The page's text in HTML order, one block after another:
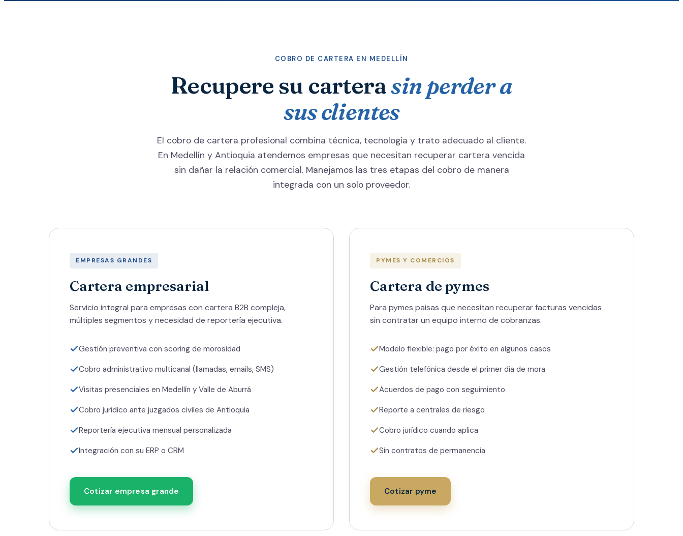
COBRO DE CARTERA EN MEDELLÍN
Recupere su carterasin perder a
sus clientes
El cobro de cartera profesional combina técnica, tecnología y trato adecuado al cliente.
En Medellín y Antioquia atendemos empresas que necesitan recuperar cartera vencida
sin dañar la relación comercial. Manejamos las tres etapas del cobro de manera
integrada con un solo proveedor.
EMPRESAS GRANDES
Cartera empresarial
Servicio integral para empresas con cartera B2B compleja,
múltiples segmentos y necesidad de reportería ejecutiva.
Gestión preventiva con scoring de morosidad
Cobro administrativo multicanal (llamadas, emails, SMS)
Visitas presenciales en Medellín y Valle de Aburrá
Cobro jurídico ante juzgados civiles de Antioquia
Reportería ejecutiva mensual personalizada
Integración con su ERP o CRM
Cotizar empresa grande
PYMES Y COMERCIOS
Cartera de pymes
Para pymes paisas que necesitan recuperar facturas vencidas
sin contratar un equipo interno de cobranzas.
Modelo flexible: pago por éxito en algunos casos
Gestión telefónica desde el primer día de mora
Acuerdos de pago con seguimiento
Reporte a centrales de riesgo
Cobro jurídico cuando aplica
Sin contratos de permanencia
Cotizar pyme